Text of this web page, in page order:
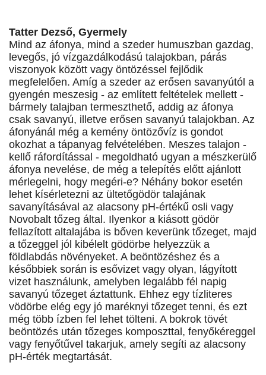
Tatter Dezső, Gyermely
Mind az áfonya, mind a szeder humuszban gazdag,
levegős, jó vízgazdálkodású talajokban, párás
viszonyok között vagy öntözéssel fejlődik
megfelelően. Amíg a szeder az erősen savanyútól a
gyengén meszesig - az említett feltételek mellett -
bármely talajban termeszthető, addig az áfonya
csak savanyú, illetve erősen savanyú talajokban. Az
áfonyánál még a kemény öntözővíz is gondot
okozhat a tápanyag felvételében. Meszes talajon -
kellő ráfordítással - megoldható ugyan a mészkerülő
áfonya nevelése, de még a telepítés előtt ajánlott
mérlegelni, hogy megéri-e? Néhány bokor esetén
lehet kísérletezni az ültetőgödör talajának
savanyításával az alacsony pH-értékű osli vagy
Novobalt tőzeg által. Ilyenkor a kiásott gödör
fellazított altalajába is bőven keverünk tőzeget, majd
a tőzeggel jól kibélelt gödörbe helyezzük a
földlabdás növényeket. A beöntözéshez és a
későbbiek során is esővizet vagy olyan, lágyított
vizet használunk, amelyben legalább fél napig
savanyú tőzeget áztattunk. Ehhez egy tízliteres
vödörbe elég egy jó maréknyi tőzeget tenni, és ezt
még több ízben fel lehet tölteni. A bokrok tövét
beöntözés után tőzeges komposzttal, fenyőkéreggel
vagy fenyőtűvel takarjuk, amely segíti az alacsony
pH-érték megtartását.